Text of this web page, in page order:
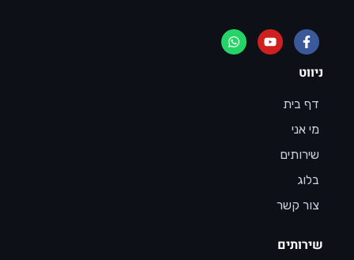
ניווט
דף בית
מי אני
שירותים
בלוג
צור קשר
שירותים